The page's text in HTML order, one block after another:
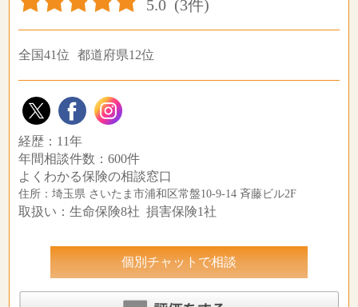
5.0 (3件)
全国41位 都道府県12位
経歴：11年
年間相談件数：600件
よくわかる保険の相談窓口
住所：埼玉県 さいたま市浦和区常盤10-9-14 斉藤ビル2F
取扱い：生命保険8社 損害保険1社
個別チャットで相談